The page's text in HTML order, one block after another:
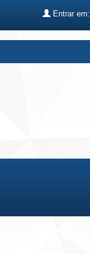
Entrar em: